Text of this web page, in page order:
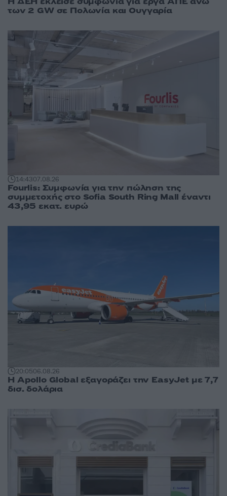
των 2 GW σε Πολωνία και Ουγγαρία
14:4307.08.26
Fourlis: Συμφωνία για την πώληση της
συμμετοχής στο Sofia South Ring Mall έναντι
43,95 εκατ. ευρώ
20:0506.08.26
Η Apollo Global εξαγοράζει την EasyJet με 7,7
δισ. δολάρια